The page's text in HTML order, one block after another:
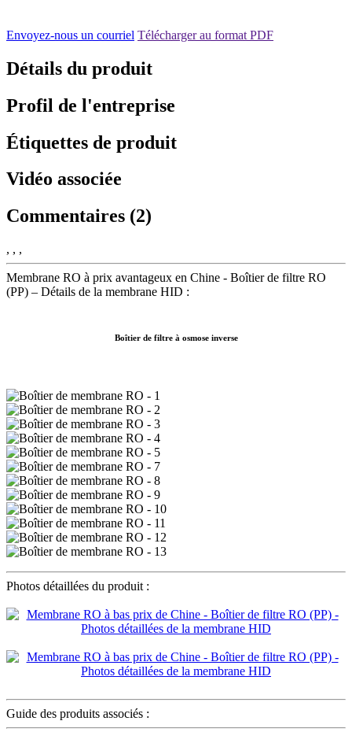
Envoyez-nous un courriel Télécharger au format PDF
Détails du produit
Profil de l'entreprise
Étiquettes de produit
Vidéo associée
Commentaires (2)
, , ,
Membrane RO à prix avantageux en Chine - Boîtier de filtre RO
(PP) – Détails de la membrane HID :
Boîtier de filtre à osmose inverse
Photos détaillées du produit :
Guide des produits associés :